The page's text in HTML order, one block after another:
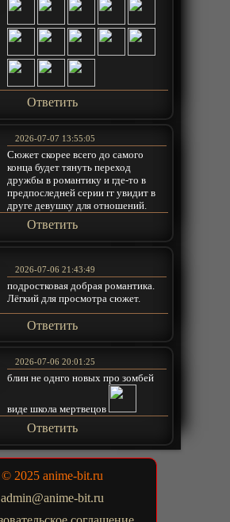
Ответить
2026-07-07 13:55:05
Сюжет скорее всего до самого
конца будет тянуть переход
дружбы в романтику и где-то в
предпоследней серии гг увидит в
друге девушку для отношений.
Ответить
2026-07-06 21:43:49
подростковая добрая романтика.
Лёгкий для просмотра сюжет.
Ответить
2026-07-06 20:01:25
блин не однго новых про зомбей
виде школа мертвецов
Ответить
© 2025 anime-bit.ru
admin@anime-bit.ru